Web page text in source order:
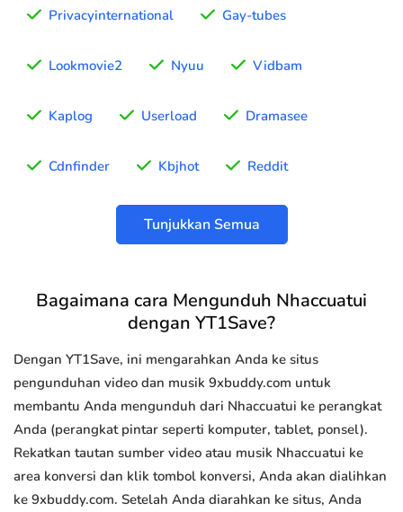
Privacyinternational Gay-tubes
Lookmovie2 Nyuu Vidbam
Kaplog Userload Dramasee
Cdnfinder Kbjhot Reddit
Tunjukkan Semua
Bagaimana cara Mengunduh Nhaccuatui
dengan YT1Save?
Dengan YT1Save, ini mengarahkan Anda ke situs
pengunduhan video dan musik 9xbuddy.com untuk
membantu Anda mengunduh dari Nhaccuatui ke perangkat
Anda (perangkat pintar seperti komputer, tablet, ponsel).
Rekatkan tautan sumber video atau musik Nhaccuatui ke
area konversi dan klik tombol konversi, Anda akan dialihkan
ke 9xbuddy.com. Setelah Anda diarahkan ke situs, Anda